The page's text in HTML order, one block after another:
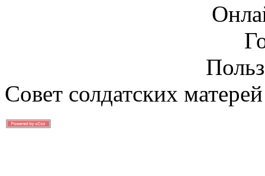
Совет солдатских